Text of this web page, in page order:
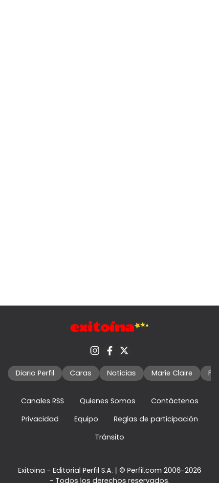
Diario Perfil Caras Noticias Marie Claire
Canales RSS Quienes Somos
Contáctenos
Privacidad
Equipo
Reglas de participación
Tránsito
Exitoina - Editorial Perfil S.A. | © Perfil.com 2006-2026
- Todos los derechos reservados.